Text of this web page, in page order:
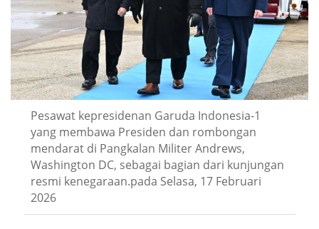
Pesawat kepresidenan Garuda Indonesia-1
yang membawa Presiden dan rombongan
mendarat di Pangkalan Militer Andrews,
Washington DC, sebagai bagian dari kunjungan
resmi kenegaraan.pada Selasa, 17 Februari
2026